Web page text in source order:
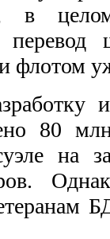
в
флотом
80
на